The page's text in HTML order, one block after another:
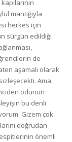
mantığıyla
herkes için
sürgün edildiği
de
aşamalı olarak
Ama
ödünün
bu denli
Gizem çok
doğrudan
önemli